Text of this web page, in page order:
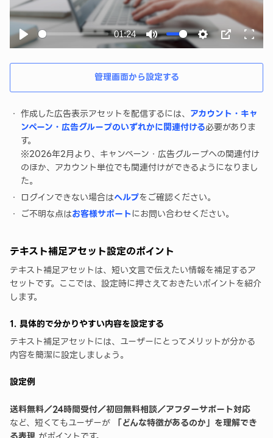
Play
01:24
Mute Settings
PIP
Enter
Play
管理画面から設定する
作成した広告表示アセットを配信するには、 アカウント・キャ
ンペーン・広告グループのいずれかに関連付ける必要がありま
す。
※2026年2月より、キャンペーン・広告グループへの関連付け
のほか、アカウント単位でも関連付けができるようになりまし
た。
ログインできない場合はヘルプをご確認ください。
ご不明な点はお客様サポートにお問い合わせください。
テキスト補足アセット設定のポイント
テキスト補足アセットは、短い文言で伝えたい情報を補足するア
セットです。ここでは、設定時に押さえておきたいポイントを紹介
します。
1. 具体的で分かりやすい内容を設定する
テキスト補足アセットには、ユーザーにとってメリットが分かる
内容を簡潔に設定しましょう。
設定例
送料無料／24時間受付／初回無料相談／アフターサポート対応
など、短くてもユーザーが 「どんな特徴があるのか」を理解でき